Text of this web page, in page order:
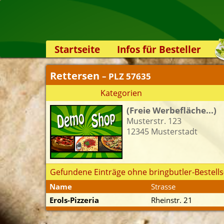
Startseite
Infos für Besteller
Lieferservice-App
Weiterempfehlen
Newsletter
Sicherheit
Kontakt
Rettersen – PLZ 57635
Kategorien
(Freie Werbefläche...)
Musterstr. 123
12345 Musterstadt
Gefundene Einträge ohne bringbutler-
Name Strasse
Erols-Pizzeria
Rheinstr. 21